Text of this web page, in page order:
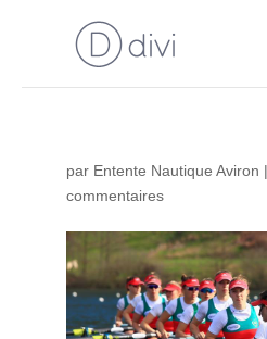
par Entente Nautique Aviron |
commentaires